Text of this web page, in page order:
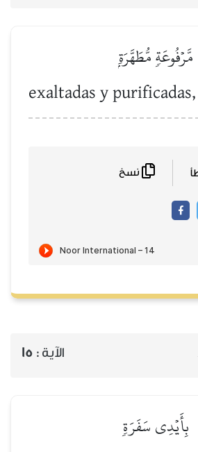
مَّرۡفُوعَةٖ مُّطَهَّرَةِۭ
exaltadas y purificadas,
الآية : 15
بِأَيۡدِي سَفَرَةٖ